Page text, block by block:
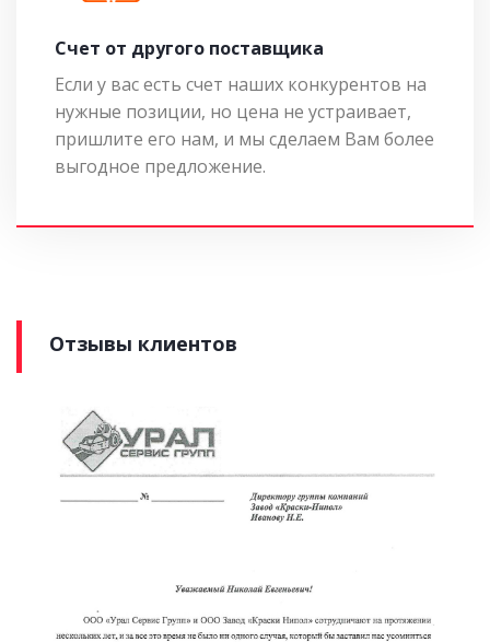
Cчет от другого поставщика
Если у вас есть счет наших конкурентов на
нужные позиции, но цена не устраивает,
пришлите его нам, и мы сделаем Вам более
выгодное предложение.
Отзывы клиентов